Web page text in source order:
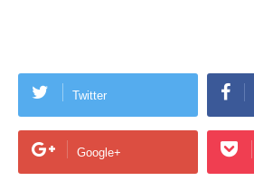
Twitter
Google+